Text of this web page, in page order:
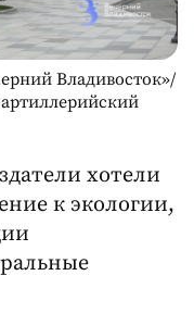
Владивосток»/
хотели
к экологии,